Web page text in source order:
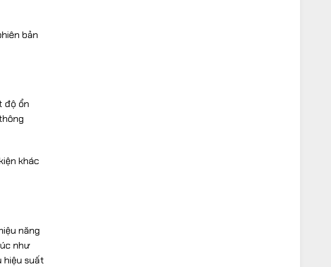
bản
độ ổn
khác
năng
như
hiệu suất